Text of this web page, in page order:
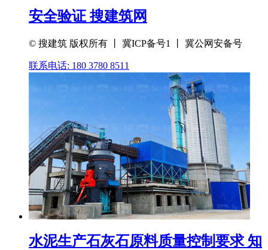
安全验证 搜建筑网
© 搜建筑 版权所有 丨 冀ICP备号1 丨 冀公网安备号
联系电话: 180 3780 8511
水泥生产石灰石原料质量控制要求 知